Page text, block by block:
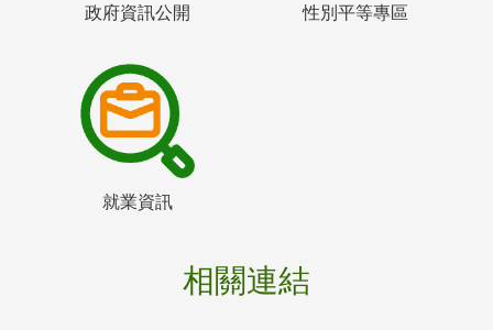
政府資訊公開 性別平等專區
就業資訊
相關連結